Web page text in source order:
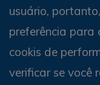
usuário,
preferência para
cookis de
verificar se você